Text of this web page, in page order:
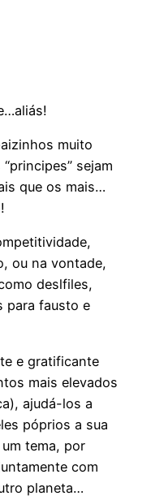
muito
sejam
que os mais…
ou na vontade,
deslfiles,
para fausto e
e gratificante
mais elevados
ajudá-los a
póprios a sua
tema, por
com
planeta…